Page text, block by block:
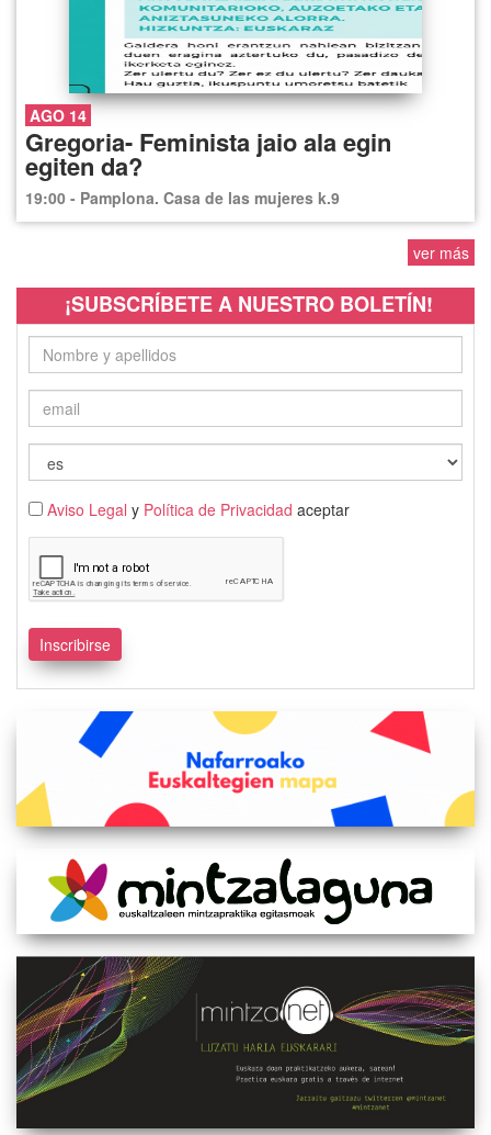
AGO 14
Gregoria- Feminista jaio ala egin
egiten da?
19:00 - Pamplona. Casa de las mujeres k.9
ver más
¡SUBSCRÍBETE A NUESTRO BOLETÍN!
Aviso Legal y Política de Privacidad aceptar